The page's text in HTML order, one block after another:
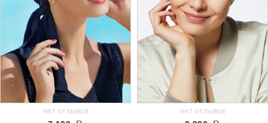
нет отзывов нет отзывов